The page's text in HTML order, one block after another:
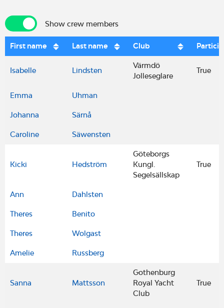
Show crew membersShow crew members
First name Last name Club
Isabelle Lindsten
Värmdö
Jolleseglare
True
Emma Uhman
Johanna Särnå
Caroline Säwensten
Kicki Hedström
Göteborgs
Kungl.
Segelsällskap
True
Ann Dahlsten
Theres Benito
Theres Wolgast
Amelie Russberg
Sanna Mattsson
Gothenburg
Royal Yacht
Club
True